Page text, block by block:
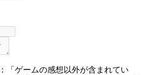
「ゲームの感想以外が含まれてい